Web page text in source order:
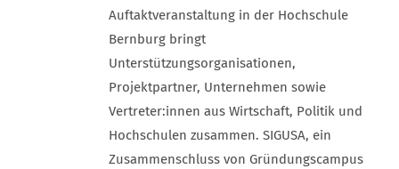
Auftaktveranstaltung in der Hochschule
Bernburg bringt
Unterstützungsorganisationen,
Projektpartner, Unternehmen sowie
Vertreter:innen aus Wirtschaft, Politik und
Hochschulen zusammen. SIGUSA, ein
Zusammenschluss von Gründungscampus